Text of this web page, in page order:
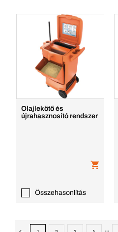
Olajlekötő és
újrahasznosító rendszer
Összehasonlítás
...